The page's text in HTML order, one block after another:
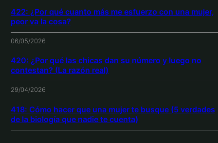
422: ¿Por qué cuanto más me esfuerzo con una mujer,
peor va la cosa?
06/05/2026
420: ¿Por qué las chicas dan su número y luego no
contestan? (La razón real)
29/04/2026
418: Cómo hacer que una mujer te busque (5 verdades
de la biología que nadie te cuenta)